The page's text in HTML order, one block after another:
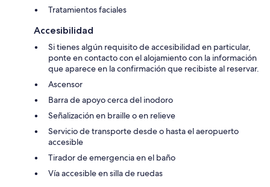
Tratamientos faciales
Accesibilidad
Si tienes algún requisito de accesibilidad en particular,
ponte en contacto con el alojamiento con la información
que aparece en la confirmación que recibiste al reservar.
Ascensor
Barra de apoyo cerca del inodoro
Señalización en braille o en relieve
Servicio de transporte desde o hasta el aeropuerto
accesible
Tirador de emergencia en el baño
Vía accesible en silla de ruedas